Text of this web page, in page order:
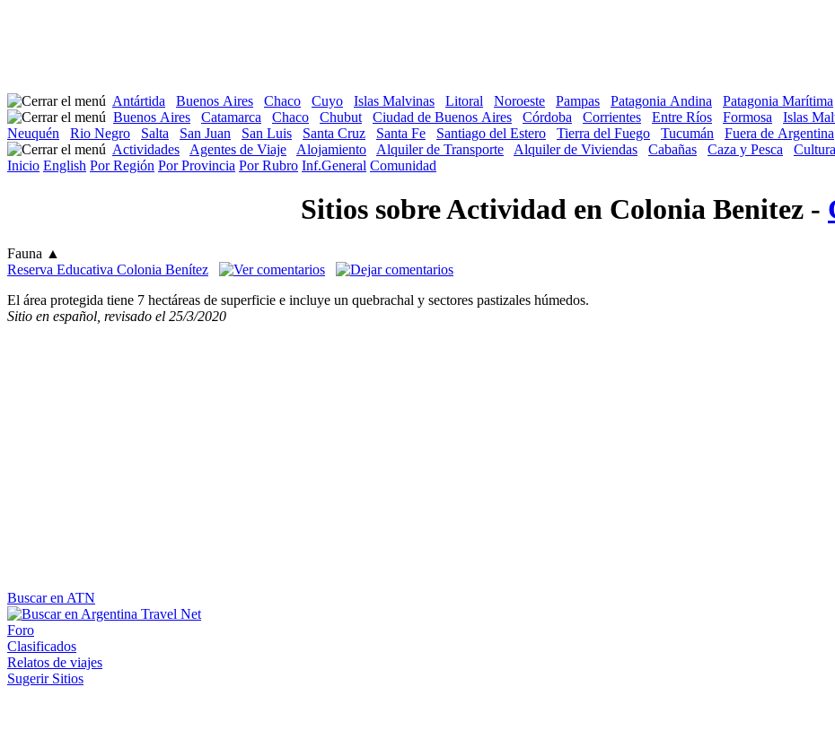
Antártida Buenos Aires Chaco Cuyo Islas Malvinas Litoral Noroeste Pampas Patagonia Andina Patagonia Marítima
Buenos Aires
Catamarca Chaco Chubut Ciudad de Buenos Aires Córdoba Corrientes Entre Ríos Formosa Islas
Neuquén
Rio Negro Salta San Juan San Luis Santa Cruz Santa Fe Santiago del Estero Tierra del Fuego Tucumán Fuera de Argentina
Actividades
Agentes de Viaje Alojamiento Alquiler de Transporte Alquiler de Viviendas Cabañas Caza y Pesca Cultura
Inicio English Por Región Por Provincia Por Rubro Inf.General Comunidad
Sitios sobre Actividad en Colonia Benitez -
Fauna ▲
Reserva Educativa Colonia Benítez
El área protegida tiene 7 hectáreas de superficie e incluye un quebrachal y sectores pastizales húmedos.
Sitio en español, revisado el 25/3/2020
Buscar en ATN
Foro
Clasificados
Relatos de viajes
Sugerir Sitios